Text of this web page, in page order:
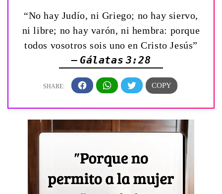
“No hay Judío, ni Griego; no hay siervo,
ni libre; no hay varón, ni hembra: porque
todos vosotros sois uno en Cristo Jesús”
— Gálatas 3:28